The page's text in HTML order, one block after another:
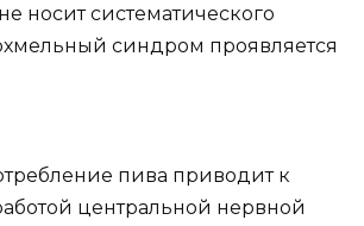
носит систематического
синдром проявляется
пива приводит к
центральной нервной